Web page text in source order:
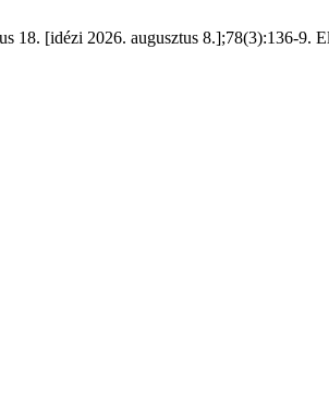
[idézi 2026. augusztus 8.];78(3):136-9.